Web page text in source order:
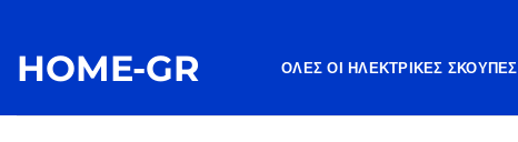
περιεχόμενο
HOME-GR ΌΛΕΣ ΟΙ ΗΛΕΚΤΡΙΚΈΣ ΣΚΟΎΠΕΣ